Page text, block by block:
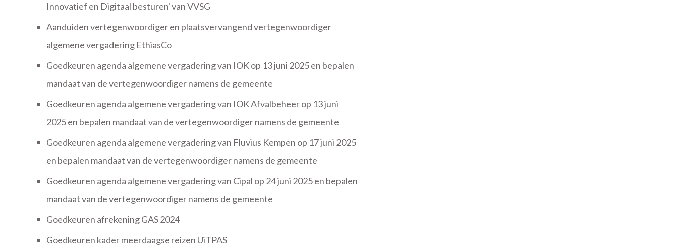
Innovatief en Digitaal besturen' van VVSG
Aanduiden vertegenwoordiger en plaatsvervangend vertegenwoordiger
algemene vergadering EthiasCo
Goedkeuren agenda algemene vergadering van IOK op 13 juni 2025 en bepalen
mandaat van de vertegenwoordiger namens de gemeente
Goedkeuren agenda algemene vergadering van IOK Afvalbeheer op 13 juni
2025 en bepalen mandaat van de vertegenwoordiger namens de gemeente
Goedkeuren agenda algemene vergadering van Fluvius Kempen op 17 juni 2025
en bepalen mandaat van de vertegenwoordiger namens de gemeente
Goedkeuren agenda algemene vergadering van Cipal op 24 juni 2025 en bepalen
mandaat van de vertegenwoordiger namens de gemeente
Goedkeuren afrekening GAS 2024
Goedkeuren kader meerdaagse reizen UiTPAS